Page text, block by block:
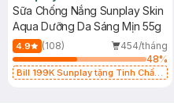
Sữa Chống Nắng Sunplay Skin
Aqua Dưỡng Da Sáng Mịn 55g
4.9 (108)
454/tháng
48%
Bill 199K Sunplay tặng Tinh Chất